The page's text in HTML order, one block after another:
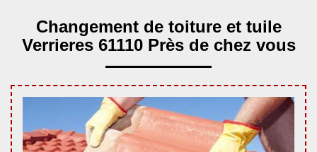
Changement de toiture et tuile
Verrieres 61110 Près de chez vous